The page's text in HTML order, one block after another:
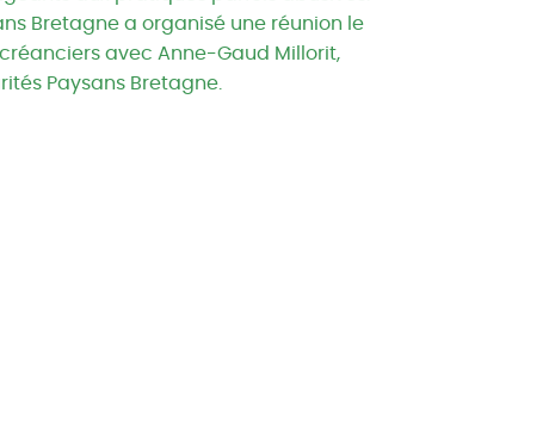
Bretagne a organisé une réunion le
créanciers avec Anne-Gaud Millorit,
Paysans Bretagne.